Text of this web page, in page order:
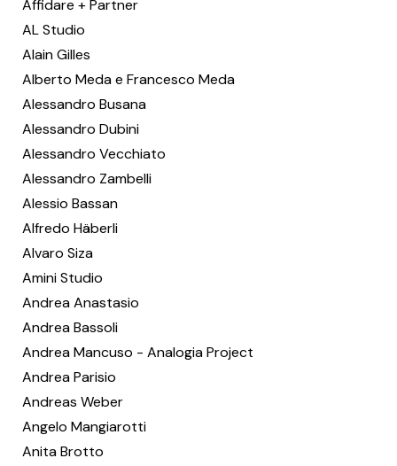
Affidare + Partner
AL Studio
Alain Gilles
Alberto Meda e Francesco Meda
Alessandro Busana
Alessandro Dubini
Alessandro Vecchiato
Alessandro Zambelli
Alessio Bassan
Alfredo Häberli
Alvaro Siza
Amini Studio
Andrea Anastasio
Andrea Bassoli
Andrea Mancuso - Analogia Project
Andrea Parisio
Andreas Weber
Angelo Mangiarotti
Anita Brotto